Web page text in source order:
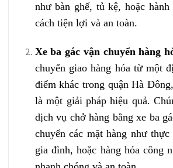
như bàn ghế, tủ kệ, hoặc
cách tiện lợi và an toàn.
Xe ba gác vận chuyển hàng
chuyển giao hàng hóa từ một
điểm khác trong quận Hà
là một giải pháp hiệu quả.
dịch vụ chở hàng bằng xe ba
chuyển các mặt hàng như
gia đình, hoặc hàng hóa công